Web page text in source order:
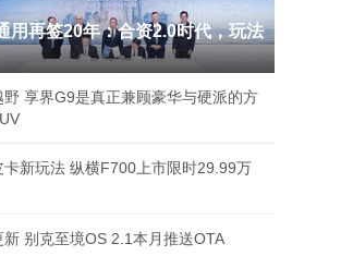
用再签20年：合资2.0时代，玩法
野 享界G9是真正兼顾豪华与硬派的方
卡新玩法 纵横F700上市限时29.99万
新 别克至境OS 2.1本月推送OTA